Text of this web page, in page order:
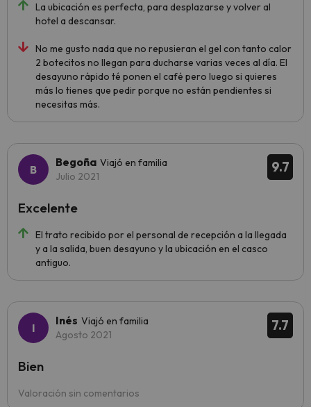
La ubicación es perfecta, para desplazarse y volver al
hotel a descansar.
No me gusto nada que no repusieran el gel con tanto calor
2 botecitos no llegan para ducharse varias veces al día. El
desayuno rápido té ponen el café pero luego si quieres
más lo tienes que pedir porque no están pendientes si
necesitas más.
9.7
Begoña Viajó en familia
Julio 2021
El trato recibido por el personal de recepción a la llegada
y a la salida, buen desayuno y la ubicación en el casco
antiguo.
Excelente
7.7
Inés Viajó en familia
Agosto 2021
Valoración sin comentarios
Bien